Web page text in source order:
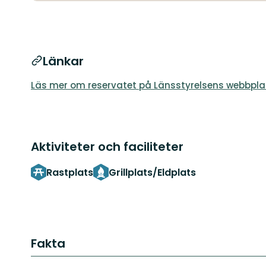
Länkar
Läs mer om reservatet på Länsstyrelsens
Aktiviteter och faciliteter
Rastplats Grillplats/Eldplats
Fakta